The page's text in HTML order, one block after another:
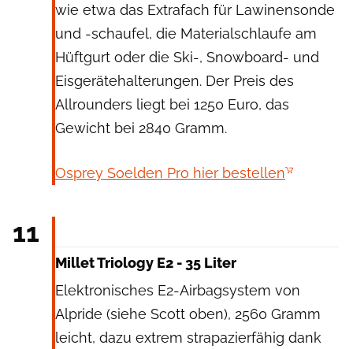
wie etwa das Extrafach für Lawinensonde
und -schaufel, die Materialschlaufe am
Hüftgurt oder die Ski-, Snowboard- und
Eisgerätehalterungen. Der Preis des
Allrounders liegt bei 1250 Euro, das
Gewicht bei 2840 Gramm.
Osprey Soelden Pro hier bestellen
11
Millet Triology E2 - 35 Liter
Elektronisches E2-Airbagsystem von
Alpride (siehe Scott oben), 2560 Gramm
leicht, dazu extrem strapazierfähig dank